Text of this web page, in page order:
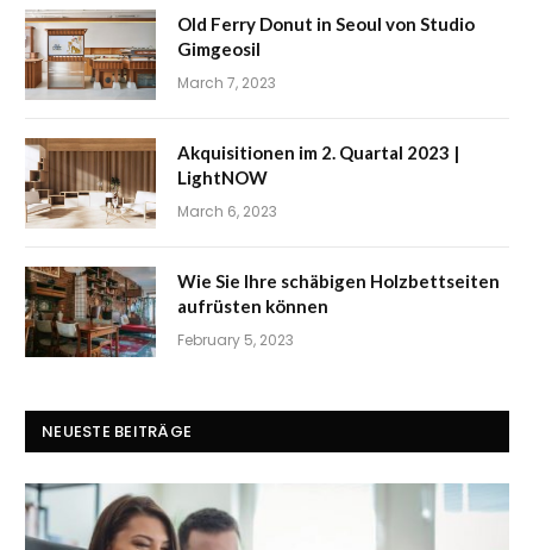
Old Ferry Donut in Seoul von Studio
Gimgeosil
March 7, 2023
Akquisitionen im 2. Quartal 2023 |
LightNOW
March 6, 2023
Wie Sie Ihre schäbigen Holzbettseiten
aufrüsten können
February 5, 2023
NEUESTE BEITRÄGE